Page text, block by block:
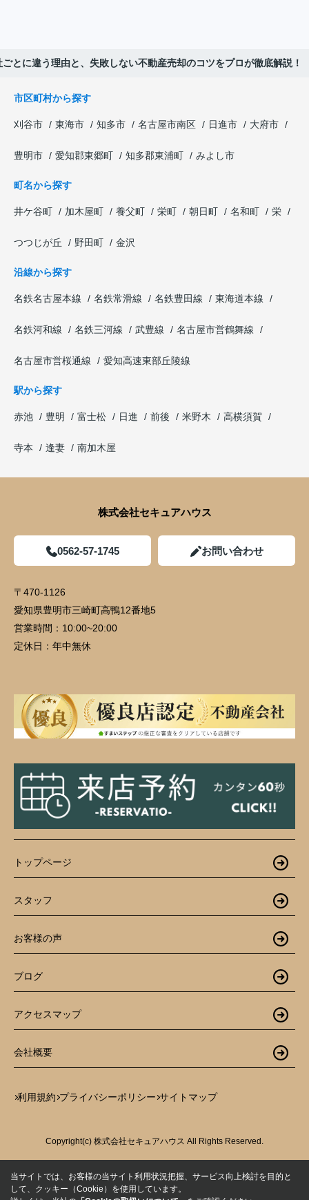
とに違う理由と、失敗しない不動産売却のコツをプロが徹底解説！
市区町村から探す
刈谷市 東海市 知多市 名古屋市南区 日進市 大府市
豊明市 愛知郡東郷町 知多郡東浦町 みよし市
町名から探す
井ケ谷町 加木屋町 養父町 栄町 朝日町 名和町 栄
つつじが丘 野田町 金沢
沿線から探す
名鉄名古屋本線 名鉄常滑線 名鉄豊田線 東海道本線
名鉄河和線 名鉄三河線 武豊線 名古屋市営鶴舞線
名古屋市営桜通線 愛知高速東部丘陵線
駅から探す
赤池 豊明 富士松 日進 前後 米野木 高横須賀
寺本 逢妻 南加木屋
株式会社セキュアハウス
0562-57-1745 お問い合わせ
〒470-1126
愛知県豊明市三崎町高鴨12番地5
営業時間： 10:00~20:00
定休日： 年中無休
トップページ
スタッフ
お客様の声
ブログ
アクセスマップ
会社概要
利用規約 プライバシーポリシー サイトマップ
Copyright(c) 株式会社セキュアハウス All Rights Reserved.
当サイトでは、お客様の当サイト利用状況把握、サービス向上検討を目的と
して、クッキー（Cookie）を使用しています。